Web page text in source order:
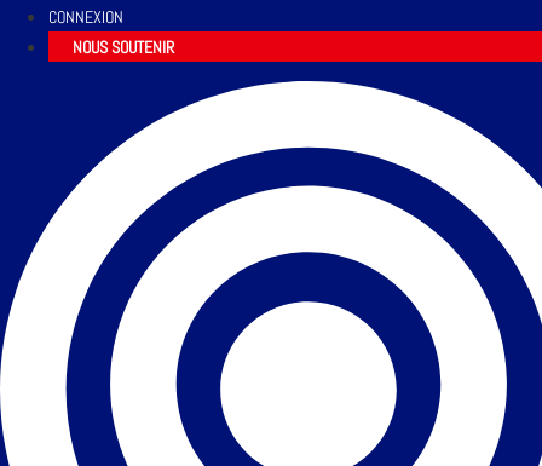
CONNEXION
NOUS SOUTENIR